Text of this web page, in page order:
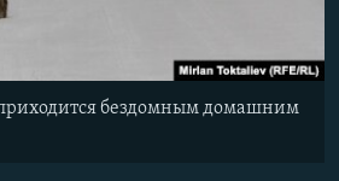
бездомным домашним